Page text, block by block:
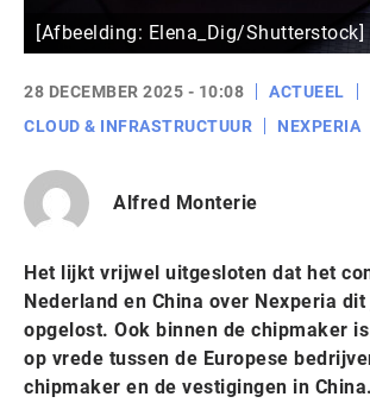
[Afbeelding: Elena_Dig/Shutterstock]
28 DECEMBER 2025 - 10:08
ACTUEEL
CLOUD & INFRASTRUCTUUR
NEXPERIA
Alfred Monterie
Het lijkt vrijwel uitgesloten dat het
Nederland en China over Nexperia
opgelost. Ook binnen de chipmaker
op vrede tussen de Europese
chipmaker en de vestigingen in